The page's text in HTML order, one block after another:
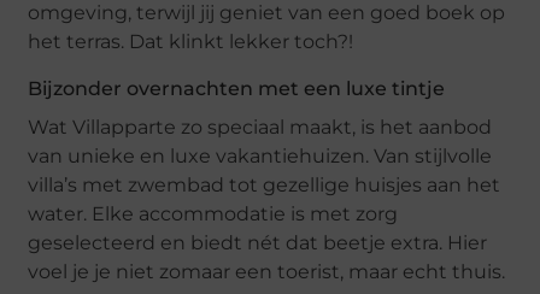
omgeving, terwijl jij geniet van een goed boek op
het terras. Dat klinkt lekker toch?!
Bijzonder overnachten met een luxe tintje
Wat Villapparte zo speciaal maakt, is het aanbod
van unieke en luxe vakantiehuizen. Van stijlvolle
villa’s met zwembad tot gezellige huisjes aan het
water. Elke accommodatie is met zorg
geselecteerd en biedt nét dat beetje extra. Hier
voel je je niet zomaar een toerist, maar echt thuis.